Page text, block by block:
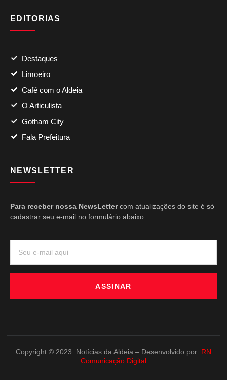
EDITORIAS
Destaques
Limoeiro
Café com o Aldeia
O Articulista
Gotham City
Fala Prefeitura
NEWSLETTER
Para receber nossa NewsLettercom atualizações do site é só
cadastrar seu e-mail no formulário abaixo.
ASSINAR
Copyright © 2023. Notícias da Aldeia – Desenvolvido por: RN
Comunicação Digital